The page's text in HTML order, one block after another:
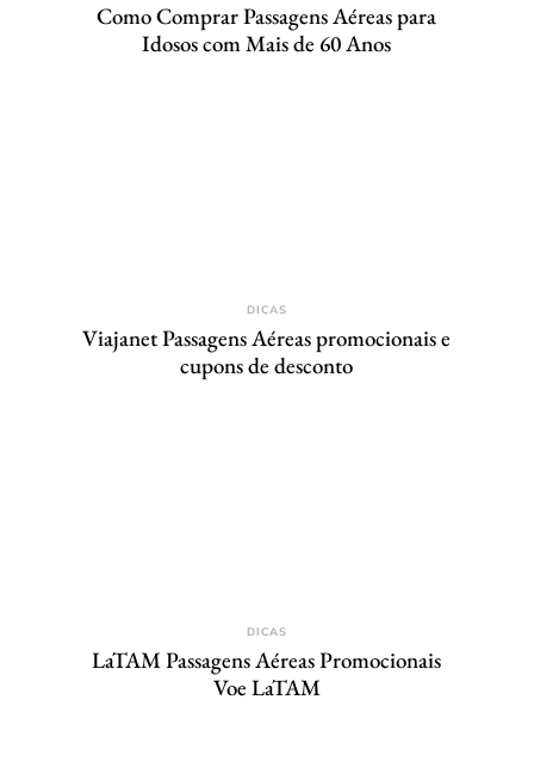
Como Comprar Passagens Aéreas para
Idosos com Mais de 60 Anos
DICAS
Viajanet Passagens Aéreas promocionais e
cupons de desconto
DICAS
LaTAM Passagens Aéreas Promocionais
Voe LaTAM